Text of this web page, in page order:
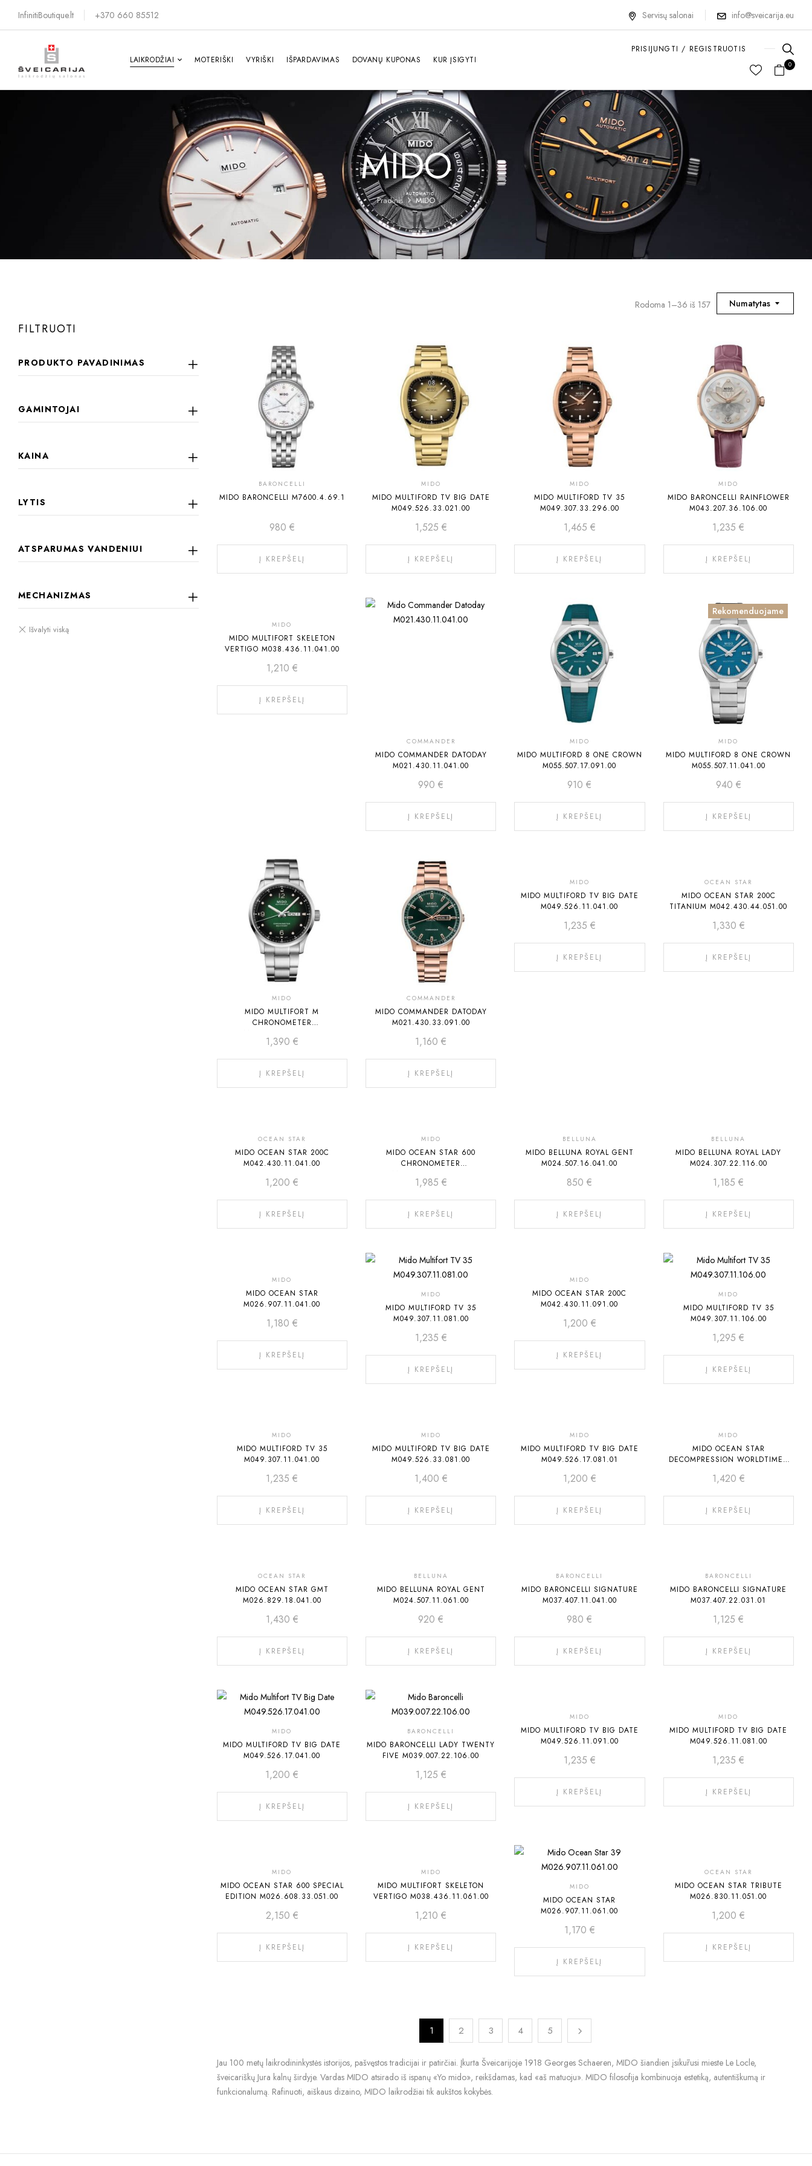
InfinitiBoutique.lt +370 660 85512 Servisų salonai info@sveicarija.eu
LAIKRODŽIAI MOTERIŠKI VYRIŠKI IŠPARDAVIMAS DOVANŲ KUPONAS KUR ĮSIGYTI
PRISIJUNGTI / REGISTRUOTIS
0
MIDO
Pradinis MIDO
FILTRUOTI
PRODUKTO PAVADINIMAS
GAMINTOJAI
KAINA
LYTIS
ATSPARUMAS VANDENIUI
MECHANIZMAS
Numatytas
Rodoma 1–36 iš 157
BARONCELLI
MIDO BARONCELLI M7600.4.69.1
980 €
Į KREPŠELĮ
MIDO
MIDO MULTIFORD TV BIG DATE
M049.526.33.021.00
1,525 €
Į KREPŠELĮ
MIDO
MIDO MULTIFORD TV 35
M049.307.33.296.00
1,465 €
Į KREPŠELĮ
MIDO
MIDO BARONCELLI RAINFLOWER
M043.207.36.106.00
1,235€
Į KREPŠELĮ
MIDO
MIDO MULTIFORT SKELETON
VERTIGO M038.436.11.041.00
1,210 €
Į KREPŠELĮ
COMMANDER
MIDO COMMANDER DATODAY
M021.430.11.041.00
990€
Į KREPŠELĮ
MIDO
MIDO MULTIFORD 8 ONE CROWN
M055.507.17.091.00
910€
Į KREPŠELĮ
Rekomenduojame
MIDO
MIDO MULTIFORD 8 ONE CROWN
M055.507.11.041.00
940 €
Į KREPŠELĮ
MIDO
MIDO MULTIFORT M
CHRONOMETER
1,390 €
Į KREPŠELĮ
COMMANDER
MIDO COMMANDER DATODAY
M021.430.33.091.00
1,160€
Į KREPŠELĮ
MIDO
MIDO MULTIFORD TV BIG DATE
M049.526.11.041.00
1,235 €
Į KREPŠELĮ
OCEAN STAR
MIDO OCEAN STAR 200C
TITANIUM M042.430.44.051.00
1,330 €
Į KREPŠELĮ
OCEAN STAR
MIDO OCEAN STAR 200C
M042.430.11.041.00
1,200€
Į KREPŠELĮ
MIDO
MIDO OCEAN STAR 600
CHRONOMETER
1,985 €
Į KREPŠELĮ
BELLUNA
MIDO BELLUNA ROYAL GENT
M024.507.16.041.00
850€
Į KREPŠELĮ
BELLUNA
MIDO BELLUNA ROYAL LADY
M024.307.22.116.00
1,185€
Į KREPŠELĮ
MIDO
MIDO OCEAN STAR
M026.907.11.041.00
1,180 €
Į KREPŠELĮ
MIDO
MIDO MULTIFORD TV 35
M049.307.11.081.00
1,235 €
Į KREPŠELĮ
MIDO
MIDO OCEAN STAR 200C
M042.430.11.091.00
1,200 €
Į KREPŠELĮ
MIDO
MIDO MULTIFORD TV 35
M049.307.11.106.00
1,295€
Į KREPŠELĮ
MIDO
MIDO MULTIFORD TV 35
M049.307.11.041.00
1,235€
Į KREPŠELĮ
MIDO
MIDO MULTIFORD TV BIG DATE
M049.526.33.081.00
1,400 €
Į KREPŠELĮ
MIDO
MIDO MULTIFORD TV BIG DATE
M049.526.17.081.01
1,200 €
Į KREPŠELĮ
MIDO
MIDO OCEAN STAR
DECOMPRESSION WORLDTIMER
1,420 €
Į KREPŠELĮ
OCEAN STAR
MIDO OCEAN STAR GMT
M026.829.18.041.00
1,430 €
Į KREPŠELĮ
BELLUNA
MIDO BELLUNA ROYAL GENT
M024.507.11.061.00
920€
Į KREPŠELĮ
BARONCELLI
MIDO BARONCELLI SIGNATURE
M037.407.11.041.00
980€
Į KREPŠELĮ
BARONCELLI
MIDO BARONCELLI SIGNATURE
M037.407.22.031.01
1,125€
Į KREPŠELĮ
MIDO
MIDO MULTIFORD TV BIG DATE
M049.526.17.041.00
1,200€
Į KREPŠELĮ
BARONCELLI
MIDO BARONCELLI LADY TWENTY
FIVE M039.007.22.106.00
1,125 €
Į KREPŠELĮ
MIDO
MIDO MULTIFORD TV BIG DATE
M049.526.11.091.00
1,235 €
Į KREPŠELĮ
MIDO
MIDO MULTIFORD TV BIG DATE
M049.526.11.081.00
1,235€
Į KREPŠELĮ
MIDO
MIDO OCEAN STAR 600 SPECIAL
EDITION M026.608.33.051.00
2,150 €
Į KREPŠELĮ
MIDO
MIDO MULTIFORT SKELETON
VERTIGO M038.436.11.061.00
1,210€
Į KREPŠELĮ
MIDO
MIDO OCEAN STAR
M026.907.11.061.00
1,170 €
Į KREPŠELĮ
OCEAN STAR
MIDO OCEAN STAR TRIBUTE
M026.830.11.051.00
1,200€
Į KREPŠELĮ
1 2 3 4 5
Jau 100 metų laikrodininkystės istorijos, pašvęstos tradicijai ir patirčiai. Įkurta Šveicarijoje 1918 Georges Schaeren, MIDO šiandien įsikūrusi mieste Le Locle,
šveicariškų Jura kalnų širdyje. Vardas MIDO atsirado iš ispanų «Yo mido», reikšdamas, kad «aš matuoju». MIDO filosofija kombinuoja estetiką, autentiškumą ir
funkcionalumą. Rafinuoti, aiškaus dizaino, MIDO laikrodžiai tik aukštos kokybės.